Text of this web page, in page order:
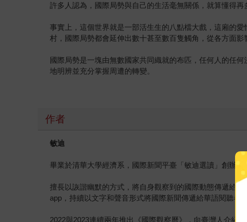
許多人認為，國際局勢與自己的生活毫無關係，就算懂得再
事實上，這個世界就是一部活生生的八點檔大戲，這廂的
村，國際局勢都會延伸出數十甚至數百隻觸角，從各方面影
國際局勢是一塊由無數國家共同織就的布匹，任何人的任
地明辨並充分掌握周遭的轉變。
作者
敏迪
畢業於清華大學經濟系，國際新聞平臺「敏迪選讀」創辦人
擅長以詼諧幽默的方式，將自身觀察到的國際動態傳遞給
app，持續以文字和聲音形式將國際新聞傳遞給華語閱聽者。
2022與2023連續兩年推出《國際觀察曆》，向臺灣人介紹